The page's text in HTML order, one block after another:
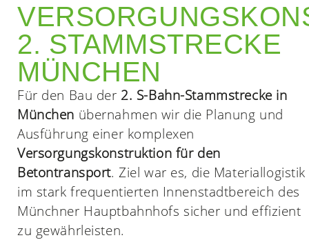
2. STAMMSTRECKE
MÜNCHEN
Für den Bau der 2. S-Bahn-Stammstrecke in
München übernahmen wir die Planung und
Ausführung einer komplexen
Versorgungskonstruktion für den
Betontransport. Ziel war es, die Materiallogistik
im stark frequentierten Innenstadtbereich des
Münchner Hauptbahnhofs sicher und effizient
zu gewährleisten.